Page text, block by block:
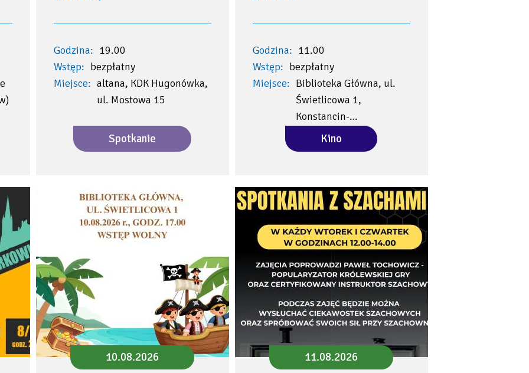
Godzina: 19.00
Wstęp: bezpłatny
Miejsce: altana, KDK Hugonówka,
ul. Mostowa 15
Spotkanie
Godzina: 11.00
Wstęp: bezpłatny
Miejsce: Biblioteka Główna, ul.
Świetlicowa 1,
Konstancin-…
Kino
10.08.2026 11.08.2026